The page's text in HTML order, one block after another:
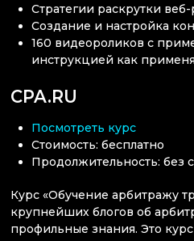
Стратегии раскрутки веб-
Создание и настройка
160 видеороликов с
инструкцией как
CPA.RU
Посмотреть курс
Стоимость: бесплатно
Продолжительность: без
Курс «Обучение арбитражу
крупнейших блогов об
профильные знания. Это